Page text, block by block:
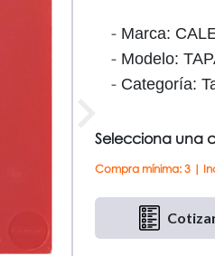
Marca:
Modelo:
Categoría:
Selecciona una
Compra mínima: 3 |